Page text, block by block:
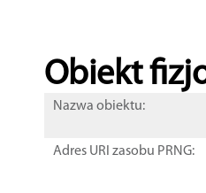
Obiekt
Nazwa obiektu:
Adres URI zasobu PRNG: